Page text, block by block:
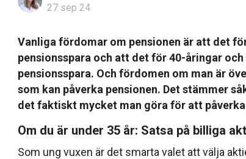
27 sep 24
Vanliga fördomar om pensionen är att det
pensionsspara och att det för 40-åringar
pensionsspara. Och fördomen om man är
som kan påverka pensionen. Det stämmer
det faktiskt mycket man göra för att påverka
Om du är under 35 år: Satsa på billiga
Som ung vuxen är det smarta valet att välja